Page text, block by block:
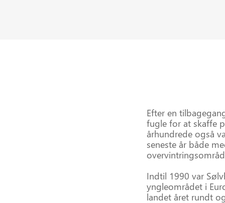
Efter en
fugle for at skaffe
århundrede også
seneste år både
Indtil 1990 var
yngleområdet i
landet året rundt